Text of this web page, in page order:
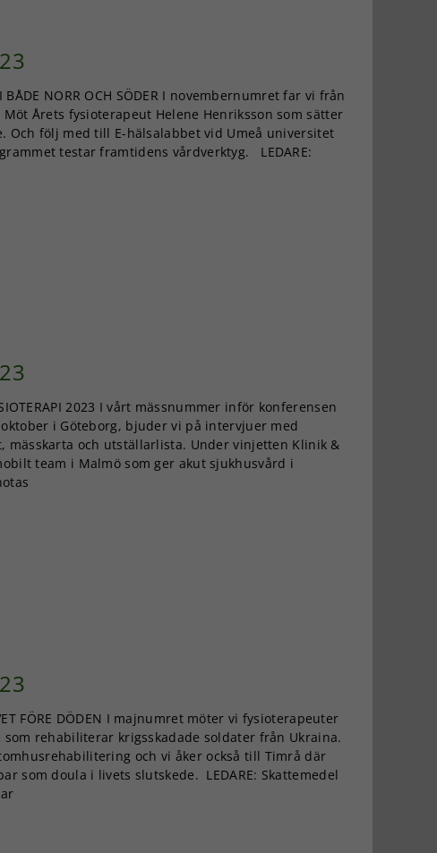
I BÅDE NORR OCH SÖDER I novembernumret far vi från
Årets fysioterapeut Helene Henriksson som sätter
Och följ med till E-hälsalabbet vid Umeå universitet
testar framtidens vårdverktyg. LEDARE:
2023 I vårt mässnummer inför konferensen
i Göteborg, bjuder vi på intervjuer med
mässkarta och utställarlista. Under vinjetten Klinik &
team i Malmö som ger akut sjukhusvård i
FÖRE DÖDEN I majnumret möter vi fysioterapeuter
som rehabiliterar krigsskadade soldater från Ukraina.
och vi åker också till Timrå där
som doula i livets slutskede. LEDARE: Skattemedel